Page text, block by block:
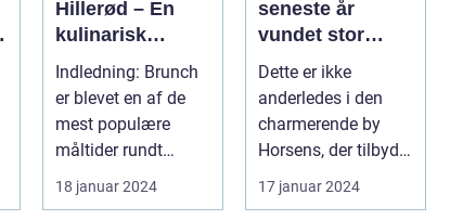
Hillerød – En
kulinarisk
oplevelse for
eventyrrejsende
og backpackere
Indledning: Brunch
er blevet en af de
mest populære
måltider rundt
omkring i verden, og
Hillerød er ...
18 januar 2024
seneste år
vundet stor
popularitet
blandt
madentusiaster
og dem, der
elsker at
kombinere de
Dette er ikke
anderledes i den
charmerende by
Horsens, der tilbyder
en række steder,
hvor man kan ny...
17 januar 2024